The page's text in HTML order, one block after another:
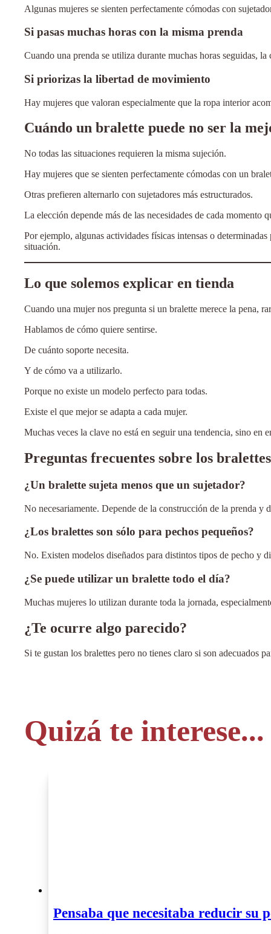
Algunas mujeres se sienten perfectamente cómodas con
Si pasas muchas horas con la misma prenda
Cuando una prenda se utiliza durante muchas horas seguidas,
Si priorizas la libertad de movimiento
Hay mujeres que valoran especialmente que la ropa interior
Cuándo un bralette puede no ser la
No todas las situaciones requieren la misma sujeción.
Hay mujeres que se sienten perfectamente cómodas con un
Otras prefieren alternarlo con sujetadores más estructurados.
La elección depende más de las necesidades de cada momento
Por ejemplo, algunas actividades físicas intensas o
situación.
Lo que solemos explicar en tienda
Cuando una mujer nos pregunta si un bralette merece la pena,
Hablamos de cómo quiere sentirse.
De cuánto soporte necesita.
Y de cómo va a utilizarlo.
Porque no existe un modelo perfecto para todas.
Existe el que mejor se adapta a cada mujer.
Muchas veces la clave no está en seguir una tendencia, sino en
Preguntas frecuentes sobre los bralettes
¿Un bralette sujeta menos que un sujetador?
No necesariamente. Depende de la construcción de la prenda y
¿Los bralettes son sólo para pechos pequeños?
No. Existen modelos diseñados para distintos tipos de pecho y
¿Se puede utilizar un bralette todo el día?
Muchas mujeres lo utilizan durante toda la jornada,
¿Te ocurre algo parecido?
Si te gustan los bralettes pero no tienes claro si son adecuados
Quizá te interese...
Pensaba que necesitaba reducir su